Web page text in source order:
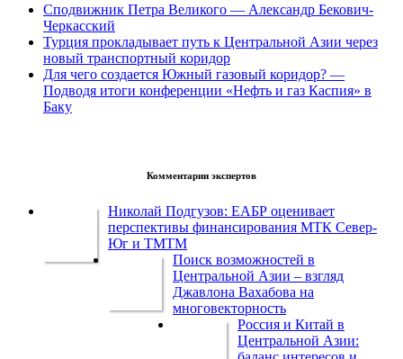
Сподвижник Петра Великого — Александр Бекович-
Черкасский
Турция прокладывает путь к Центральной Азии через
новый транспортный коридор
Для чего создается Южный газовый коридор? —
Подводя итоги конференции «Нефть и газ Каспия» в
Баку
Комментарии экспертов
Николай Подгузов: ЕАБР оценивает
перспективы финансирования МТК Север-
Юг и ТМТМ
Поиск возможностей в
Центральной Азии – взгляд
Джавлона Вахабова на
многовекторность
Россия и Китай в
Центральной Азии: